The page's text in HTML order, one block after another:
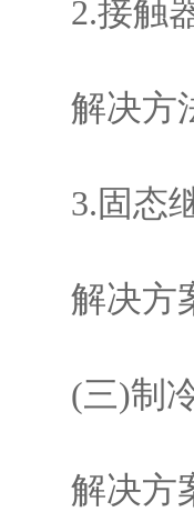
2.接触器
解决方法
3.固态继
解决方案
(三)制冷
解决方案